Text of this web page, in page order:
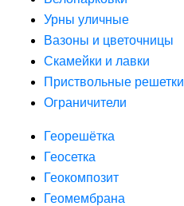
Урны уличные
Вазоны и цветочницы
Скамейки и лавки
Приствольные решетки
Ограничители
Георешётка
Геосетка
Геокомпозит
Геомембрана